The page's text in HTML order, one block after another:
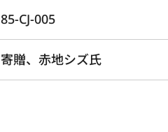
85-CJ-005
寄贈、赤地シズ氏